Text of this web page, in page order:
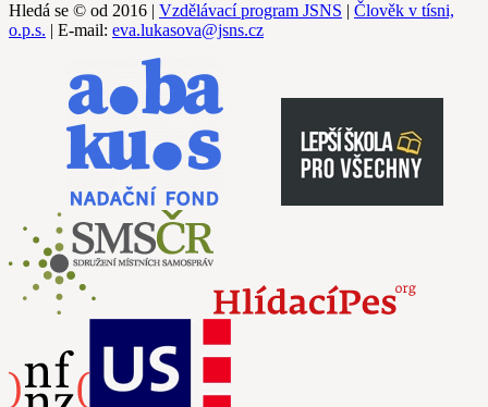
Hledá se © od 2016 | Vzdělávací program JSNS | Člověk v tísni,
o.p.s. | E-mail: eva.lukasova@jsns.cz